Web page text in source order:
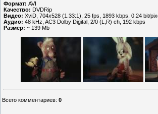
Формат: AVI
Качество: DVDRip
Видео: XviD, 704x528 (1.33:1), 25 fps, 1893 kbps, 0.24 bit/
Аудио: 48 kHz, AC3 Dolby Digital, 2/0 (L,R) ch, 192 kbps
Размер: ~ 139 Mb
Всего комментариев: 0